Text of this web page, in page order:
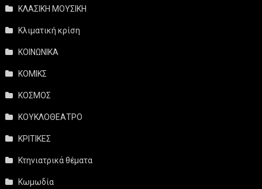
ΚΛΑΣΙΚΗ ΜΟΥΣΙΚΗ
Κλιματική κρίση
ΚΟΙΝΩΝΙΚΑ
ΚΟΜΙΚΣ
ΚΟΣΜΟΣ
ΚΟΥΚΛΟΘΕΑΤΡΟ
ΚΡΙΤΙΚΕΣ
Κτηνιατρικά θέματα
Κωμωδία